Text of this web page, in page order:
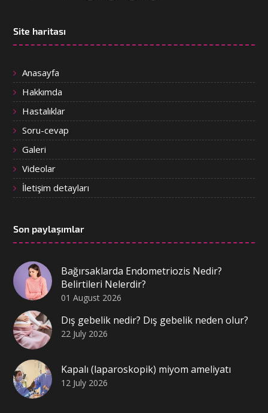
Site haritası
Anasayfa
Hakkımda
Hastalıklar
Soru-cevap
Galeri
Videolar
İletişim detayları
Son paylaşımlar
Bağırsaklarda Endometriozis Nedir?
Belirtileri Nelerdir?
01 August 2026
Dış gebelik nedir? Dış gebelik neden olur?
22 July 2026
Kapalı (laparoskopik) miyom ameliyatı
12 July 2026